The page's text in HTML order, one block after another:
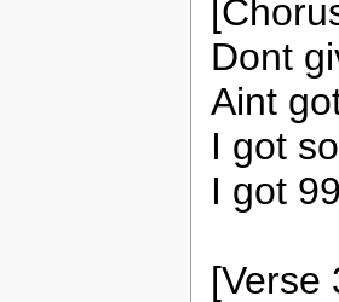
Dont
Aint
I got
I got
[Verse